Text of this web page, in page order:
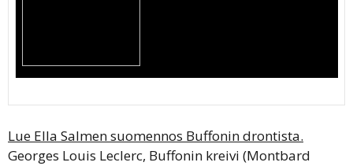
Lue Ella Salmen suomennos Buffonin drontista.
Georges Louis Leclerc, Buffonin kreivi (Montbard